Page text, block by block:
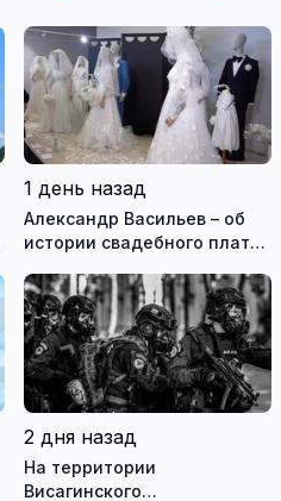
1 день назад
Александр Васильев – об
истории свадебного платья
истории моды (видео)
2 дня назад
На территории
Висагинского